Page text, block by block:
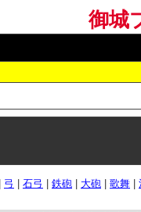
御城
弓 石弓 鉄砲 大砲 歌舞